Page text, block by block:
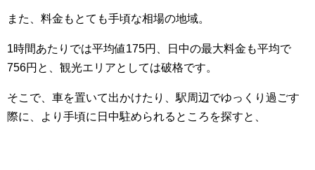
また、料金もとても手頃な相場の地域。
1時間あたりでは平均値175円、日中の最大料金も平均で
756円と、観光エリアとしては破格です。
そこで、車を置いて出かけたり、駅周辺でゆっくり過ごす
際に、より手頃に日中駐められるところを探すと、